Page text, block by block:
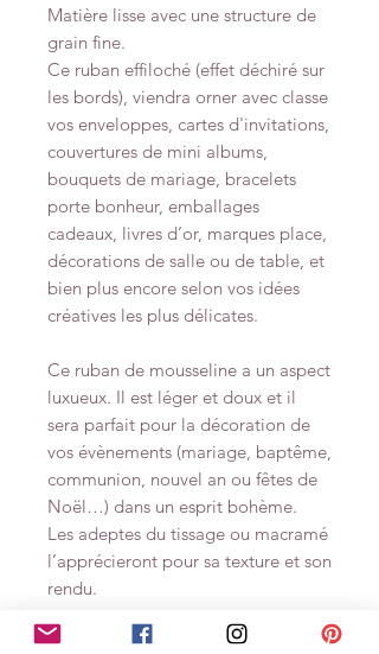
Matière lisse avec une structure de
grain fine.
Ce ruban effiloché (effet déchiré sur
les bords), viendra orner avec classe
vos enveloppes, cartes d'invitations,
couvertures de mini albums,
bouquets de mariage, bracelets
porte bonheur, emballages
cadeaux, livres d’or, marques place,
décorations de salle ou de table, et
bien plus encore selon vos idées
créatives les plus délicates.
Ce ruban de mousseline a un aspect
luxueux. Il est léger et doux et il
sera parfait pour la décoration de
vos évènements (mariage, baptême,
communion, nouvel an ou fêtes de
Noël…) dans un esprit bohème.
Les adeptes du tissage ou macramé
l’apprécieront pour sa texture et son
rendu.